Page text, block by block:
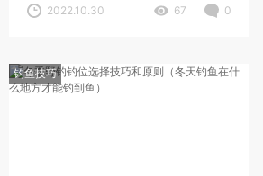
挑战，而且冬天夜钓常常会上大鱼。
2022.10.30 67 0
钓鱼技巧